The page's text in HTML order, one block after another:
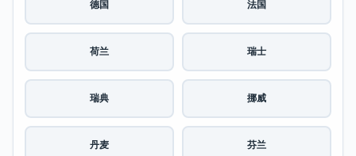
德国 法国
荷兰 瑞士
瑞典 挪威
丹麦 芬兰